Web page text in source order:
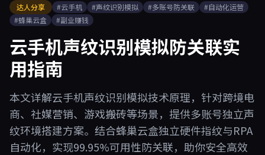
达人分享 #云手机 #声纹识别模拟 #多账号防关联
#自动化运营
#蜂巢云盒
#副业赚钱
云手机声纹识别模拟防关联实
用指南
本文详解云手机声纹识别模拟技术原理，针对跨境电
商、社媒营销、游戏搬砖等场景，提供多账号独立声
纹环境搭建方案。结合蜂巢云盒独立硬件指纹与RPA
自动化，实现99.95%可用性防关联，助你安全高效